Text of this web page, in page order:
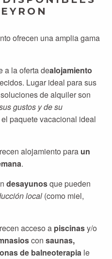
ofrecen una amplia gama
a la oferta dealojamiento
Lugar ideal para sus
de alquiler son
gustos y de su
paquete vacacional ideal
alojamiento para un
.
desayunosque pueden
local (como miel,
acceso a piscinasy/o
con saunas,
de balneoterapia le